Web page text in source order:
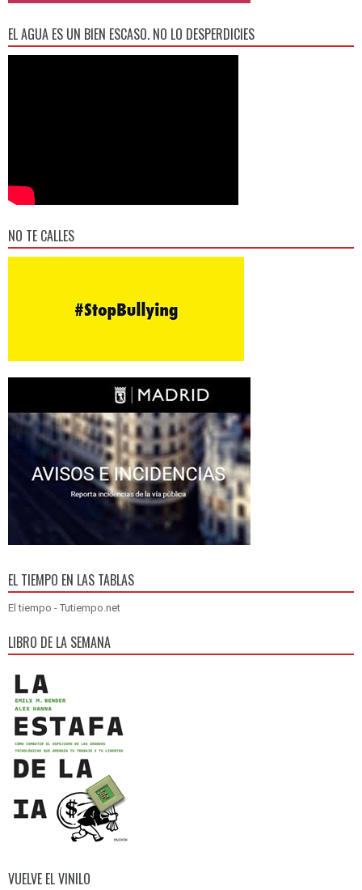
EL AGUA ES UN BIEN ESCASO. NO LO DESPERDICIES
NO TE CALLES
EL TIEMPO EN LAS TABLAS
El tiempo - Tutiempo.net
LIBRO DE LA SEMANA
VUELVE EL VINILO